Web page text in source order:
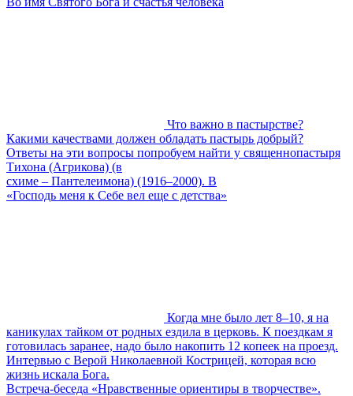
Что важно в пастырстве?
Какими качествами должен обладать пастырь добрый?
Ответы на эти вопросы попробуем найти у священнопастыря
Тихона (Агрикова) (в
схиме – Пантелеимона) (1916–2000). В
«Господь меня к Себе вел еще с детства»
Когда мне было лет 8–10, я на
каникулах тайком от родных ездила в церковь. К поездкам я
готовилась заранее, надо было накопить 12 копеек на проезд.
Интервью с Верой Николаевной Кострицей, которая всю
жизнь искала Бога.
Встреча-беседа «Нравственные ориентиры в творчестве».